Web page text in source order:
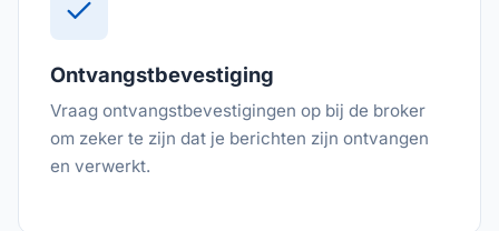
Ontvangstbevestiging
Vraag ontvangstbevestigingen op bij de broker
om zeker te zijn dat je berichten zijn ontvangen
en verwerkt.